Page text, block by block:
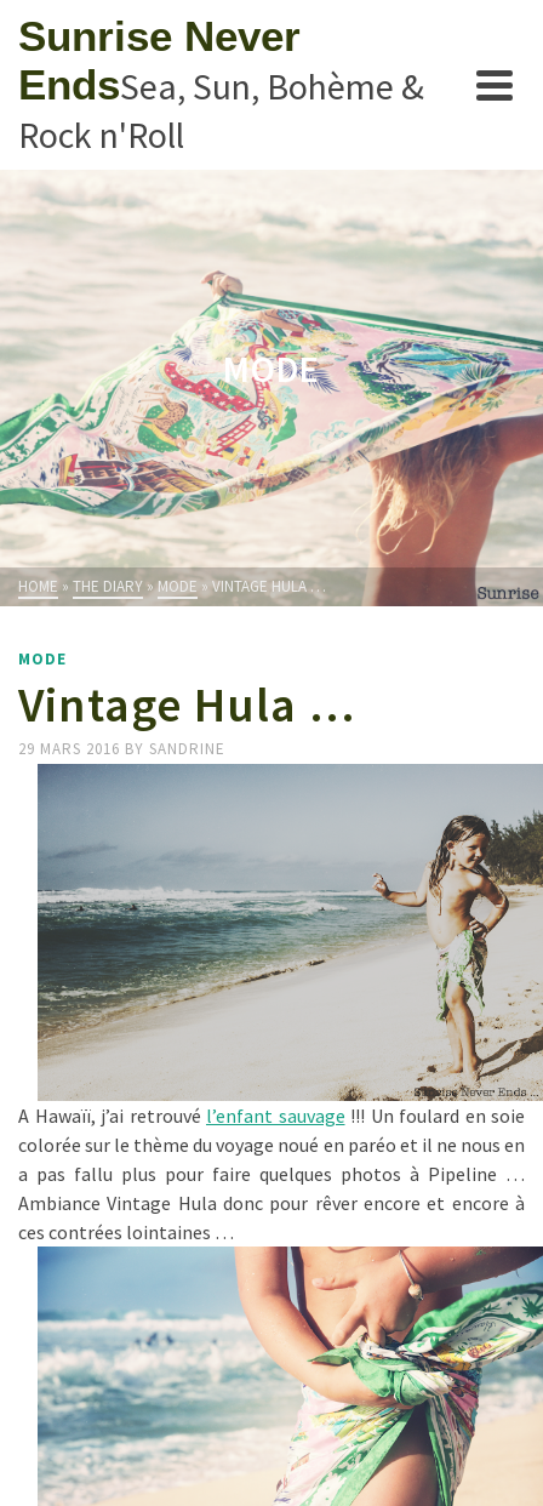
Sunrise Never
EndsSea, Sun, Bohème &
Rock n'Roll
MODE
HOME » THE DIARY » MODE » VINTAGE HULA …
MODE
Vintage Hula …
29 MARS 2016 BY SANDRINE
A Hawaïï, j’ai retrouvé l’enfant sauvage !!! Un foulard en soie
colorée sur le thème du voyage noué en paréo et il ne nous en
a pas fallu plus pour faire quelques photos à Pipeline …
Ambiance Vintage Hula donc pour rêver encore et encore à
ces contrées lointaines …